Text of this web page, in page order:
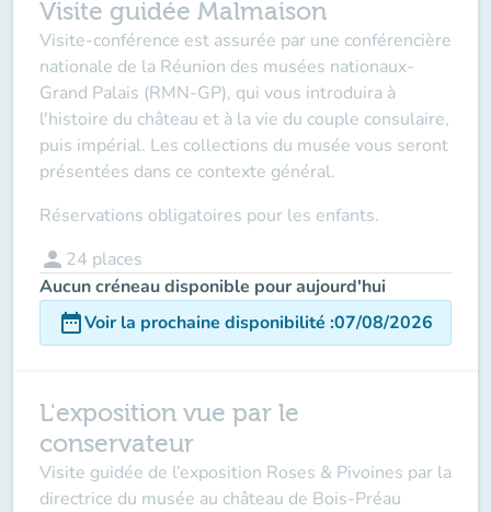
Visite guidée Malmaison
Visite-conférence est assurée par une conférencière
nationale de la Réunion des musées nationaux-
Grand Palais (RMN-GP), qui vous introduira à
l'histoire du château et à la vie du couple consulaire,
puis impérial. Les collections du musée vous seront
présentées dans ce contexte général.
Réservations obligatoires pour les enfants.
person 24 places
Aucun créneau disponible pour aujourd'hui
date_rangeVoir la prochaine disponibilité :07/08/2026
L'exposition vue par le
conservateur
Visite guidée de l’exposition Roses & Pivoines par la
directrice du musée au château de Bois-Préau